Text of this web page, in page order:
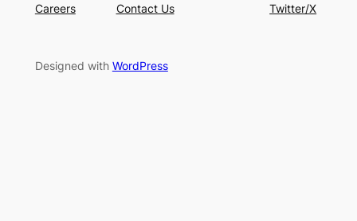
Careers
Contact Us
Twitter/X
Designed with WordPress